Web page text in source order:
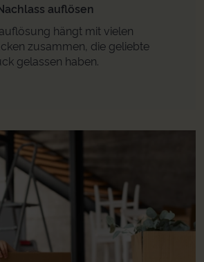
auflösen
hängt mit vielen
zusammen, die geliebte
gelassen haben.